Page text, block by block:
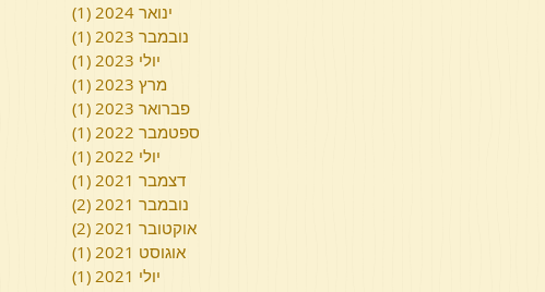
ינואר 2024 (1)
נובמבר 2023
(1)
יולי 2023
(1)
מרץ 2023
(1)
פברואר 2023
(1)
ספטמבר 2022
(1)
יולי 2022
(1)
דצמבר 2021
(1)
נובמבר 2021
(2)
אוקטובר 2021
(2)
אוגוסט 2021
(1)
יולי 2021
(1)